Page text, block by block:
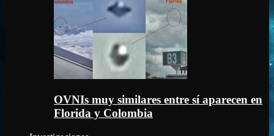
OVNIs muy similares entre sí aparecen en
Florida y Colombia